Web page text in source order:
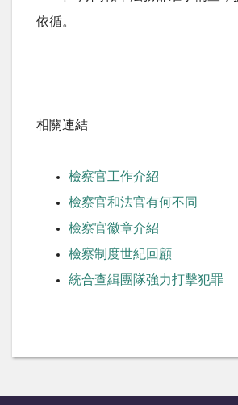
依循。
相關連結
檢察官工作介紹
檢察官和法官有何不同
檢察官徽章介紹
檢察制度世紀回顧
統合查緝團隊強力打擊犯罪